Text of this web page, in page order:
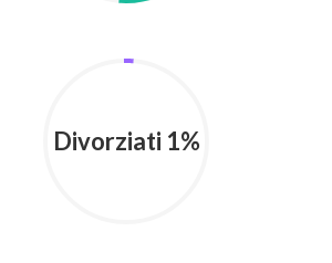
Divorziati 1%